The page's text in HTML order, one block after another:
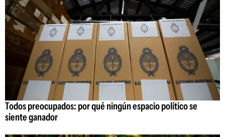
Todos preocupados: por qué ningún espacio político se
siente ganador